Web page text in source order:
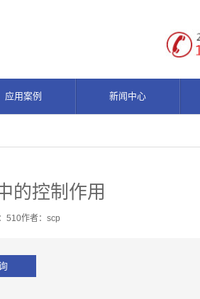
应用案例 新闻中心
的控制作用
510作者：scp